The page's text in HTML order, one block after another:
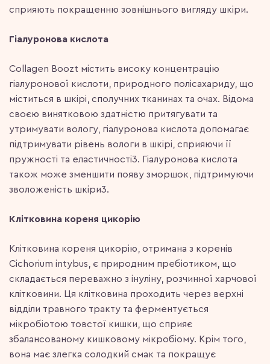
сприяють покращенню зовнішнього вигляду шкіри.
Гіалуронова кислота
Collagen Boozt містить високу концентрацію
гіалуронової кислоти, природного полісахариду, що
міститься в шкірі, сполучних тканинах та очах. Відома
своєю винятковою здатністю притягувати та
утримувати вологу, гіалуронова кислота допомагає
підтримувати рівень вологи в шкірі, сприяючи її
пружності та еластичності3. Гіалуронова кислота
також може зменшити появу зморшок, підтримуючи
зволоженість шкіри3.
Клітковина кореня цикорію
Клітковина кореня цикорію, отримана з коренів
Cichorium intybus, є природним пребіотиком, що
складається переважно з інуліну, розчинної харчової
клітковини. Ця клітковина проходить через верхні
відділи травного тракту та ферментується
мікробіотою товстої кишки, що сприяє
збалансованому кишковому мікробіому. Крім того,
вона має злегка солодкий смак та покращує